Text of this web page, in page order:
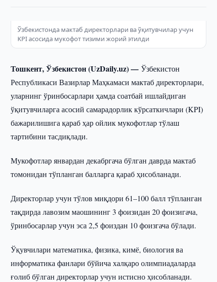
Ўзбекистонда мактаб директорлари ва ўқитувчилар учун
KPI асосида мукофот тизими жорий этилди
Тошкент, Ўзбекистон (UzDaily.uz) —Ўзбекистон
Республикаси Вазирлар Маҳкамаси мактаб директорлари,
уларнинг ўринбосарлари ҳамда соатбай ишлайдиган
ўқитувчиларга асосий самарадорлик кўрсаткичлари (KPI)
бажарилишига қараб ҳар ойлик мукофотлар тўлаш
тартибини тасдиқлади.
Мукофотлар январдан декабргача бўлган даврда мактаб
томонидан тўпланган балларга қараб ҳисобланади.
Директорлар учун тўлов миқдори 61–100 балл тўпланган
тақдирда лавозим маошининг 3 фоизидан 20 фоизигача,
ўринбосарлар учун эса 2,5 фоиздан 10 фоизгача бўлади.
Ўқувчилари математика, физика, кимё, биология ва
информатика фанлари бўйича халқаро олимпиадаларда
ғолиб бўлган директорлар учун истисно ҳисобланади.